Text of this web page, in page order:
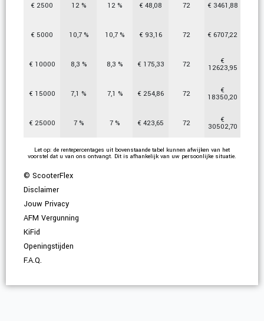
€ 2500 12 % 12 % €48,08 72 € 3461,88
€ 5000 10,7 % 10,7 % € 93,16 72 €6707,22
€ 10000 8,3 % 8,3 % € 175,33 72 €
12623,95
€ 15000 7,1 % 7,1 % € 254,86 72 €
18350,20
€ 25000 7 % 7 % €423,65 72 €
30502,70
Let op: de rentepercentages uit bovenstaande tabel kunnen afwijken van het
voorstel dat u van ons ontvangt. Dit is afhankelijk van uw persoonlijke situatie.
© ScooterFlex
Disclaimer
Jouw Privacy
AFM Vergunning
KiFid
Openingstijden
F.A.Q.